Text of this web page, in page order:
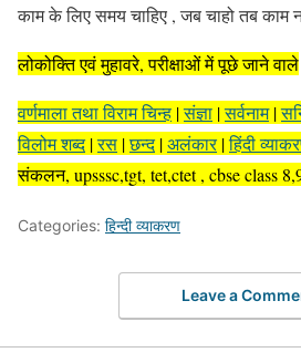
काम के लिए समय चाहिए , जब चाहो तब काम
लोकोक्ति एवं मुहावरे, परीक्षाओं में पूछे जाने वाले
वर्णमाला तथा विराम चिन्ह |संज्ञा |सर्वनाम|
विलोम शब्द|रस |छन्द|अलंकार|हिंदी
संकलन, upsssc,tgt, tet,ctet , cbse class
Categories: हिन्दी व्याकरण
Leave a